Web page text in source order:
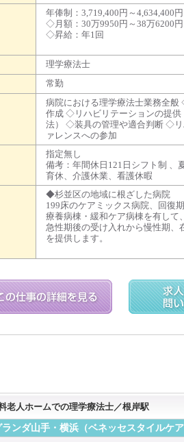
年俸制：3,719,400円～4,634,400円
◇月額：30万9950円～38万6200
◇昇給：年1回
理学療法士
常勤
病院における理学療法士業務全
作成 ◇リハビリテーションの提供
法） ◇装具の管理や適合判断 ◇
ァレンスへの参加
指定無し
備考：年間休日121日シフト制 、
育休、介護休業、看護休暇
◆杉並区の地域に根ざした病院
199床のケアミックス病院、回復
療養病棟・緩和ケア病棟を有して
急性期後の受け入れから慢性期、
を提供します。
老人ホームでの理学療法士／根岸駅
ンダ山手・横浜（ベネッセスタイルケ